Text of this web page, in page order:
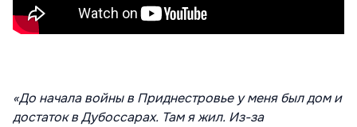
«До начала войны в Приднестровье у меня был дом и
достаток в Дубоссарах. Там я жил. Из-за